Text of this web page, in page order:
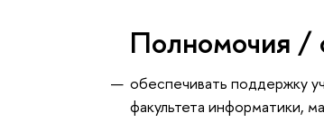
Полномочия /
обеспечивать поддержку
факультета информатики,